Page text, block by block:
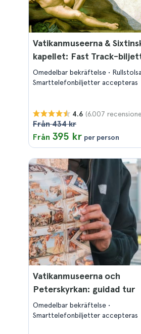
Vatikanmuseerna &
kapellet: Fast Track-
Omedelbar bekräftelse
Smarttelefonbiljetter accepteras
4.6 (6.007
Från 434 kr
Från 395 kr per person
Vatikanmuseerna och
Peterskyrkan: guidad tur
Omedelbar bekräftelse
Smarttelefonbiljetter accepteras